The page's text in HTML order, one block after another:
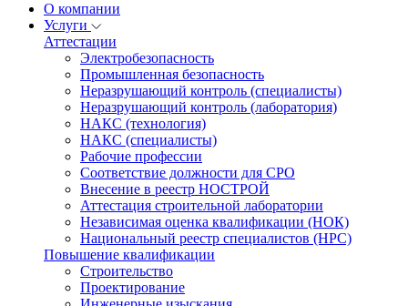
О компании
Услуги
Аттестации
Электробезопасность
Промышленная безопасность
Неразрушающий контроль (специалисты)
Неразрушающий контроль (лаборатория)
НАКС (технология)
НАКС (специалисты)
Рабочие профессии
Соответствие должности для СРО
Внесение в реестр НОСТРОЙ
Аттестация строительной лаборатории
Независимая оценка квалификации (НОК)
Национальный реестр специалистов (НРС)
Повышение квалификации
Строительство
Проектирование